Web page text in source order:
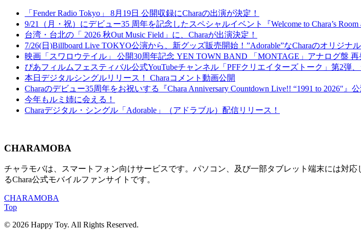
「Fender Radio Tokyo」 8月19日 公開収録にCharaの出演が決定！
9/21（月・祝）にデビュー35 周年を記念したスペシャルイベント『Welcome to Chara’s Room
台湾・台北の「 2026 秋Out Music Field」に、Charaが出演決定！
7/26(日)Billboard Live TOKYO公演から、新グッズ販売開始！”Adorable”なCharaのオリジナ
映画「スワロウテイル」 公開30周年記念 YEN TOWN BAND 「MONTAGE」アナログ盤 再
ぴあフィルムフェスティバル公式YouTubeチャンネル「PFFクリエイターズトーク」第2弾
本日デジタルシングルリリース！ Charaコメント動画公開
Charaのデビュー35周年をお祝いする『Chara Anniversary Countdown Live!! “1991 to 2026″』公
今年もルミ姉に会える！
Charaデジタル・シングル「Adorable」（アドラブル）配信リリース！
CHARAMOBA
チャラモバは、スマートフォン向けサービスです。パソコン、及び一部タブレット端末には対
るChara公式モバイルファンサイトです。
CHARAMOBA
Top
© 2026 Happy Toy. All Rights Reserved.